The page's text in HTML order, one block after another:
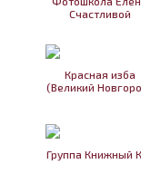
Счастливой
Красная изба
(Великий
Группа Книжный